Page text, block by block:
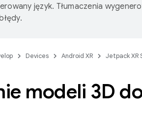
język. Tłumaczenia
Devices Android XR Jetpack XR
modeli 3D